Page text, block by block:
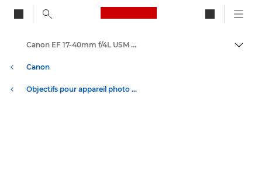
Canon Logo, back to
Canon
Objectifs pour appareil photo Canon
Canon EF 17-40mm f/4L USM - Objectifs - Objectifs photo